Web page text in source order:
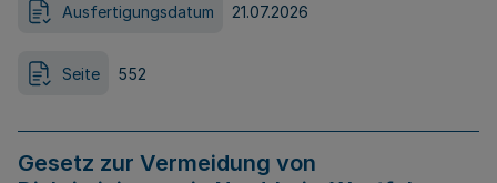
Ausfertigungsdatum 21.07.2026
Seite 552
Gesetz zur Vermeidung von